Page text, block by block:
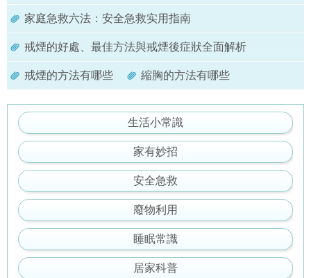
家庭急救六法：安全急救实用指南
戒煙的好處、最佳方法與戒煙後症狀全面解析
戒煙的方法有哪些 縮胸的方法有哪些
生活小常識
家有妙招
安全急救
廢物利用
睡眠常識
居家科普